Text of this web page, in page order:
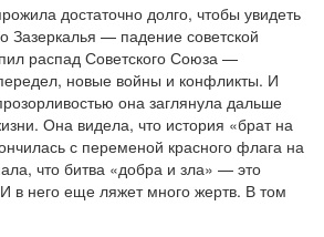
достаточно долго, чтобы увидеть
Зазеркалья — падение советской
распад Советского Союза —
новые войны и конфликты. И
она заглянула дальше
Она видела, что история «брат на
с переменой красного флага на
что битва «добра и зла» — это
в него еще ляжет много жертв. В том